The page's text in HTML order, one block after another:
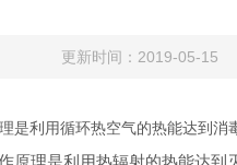
更新时间：2019-05-15
利用循环热空气的热能达到消